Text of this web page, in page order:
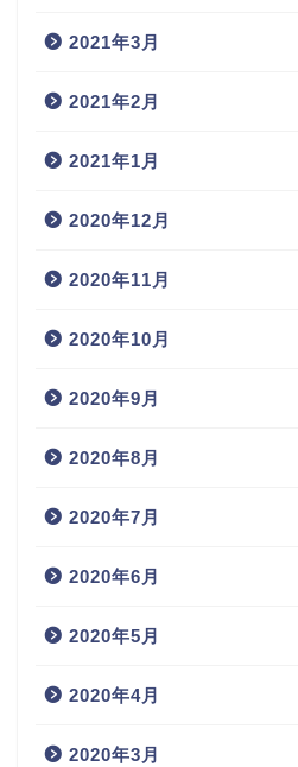
2021年3月
2021年2月
2021年1月
2020年12月
2020年11月
2020年10月
2020年9月
2020年8月
2020年7月
2020年6月
2020年5月
2020年4月
2020年3月